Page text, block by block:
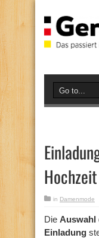
Hochzeit
in Damenmode
Die Auswahl
Einladung